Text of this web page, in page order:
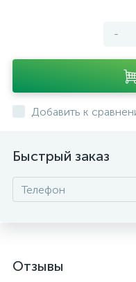
-
Добавить к
Быстрый заказ
Отзывы